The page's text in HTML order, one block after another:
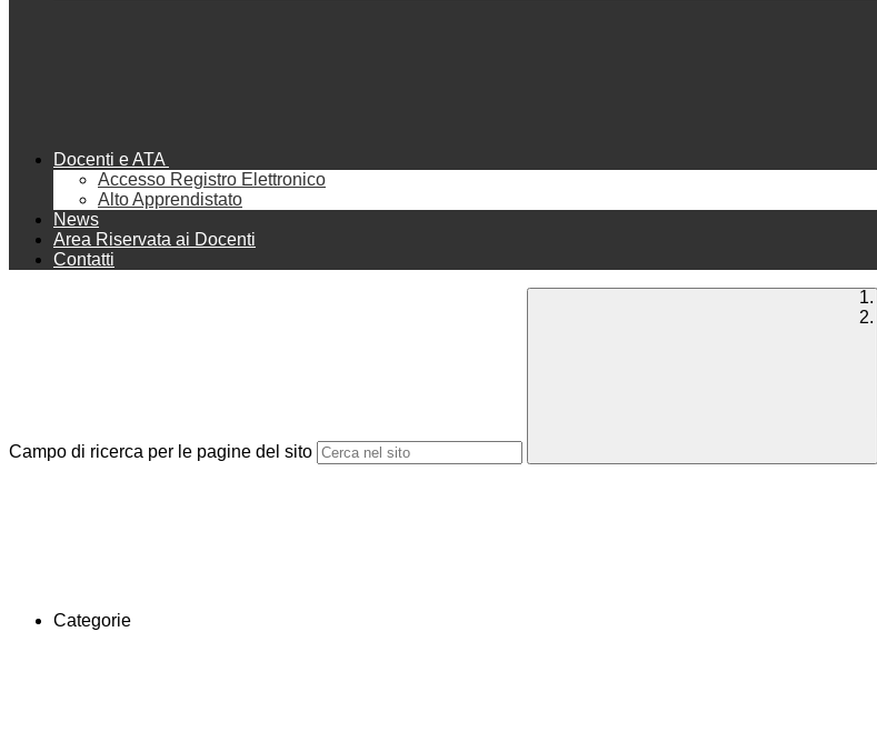
Docenti e ATA
Accesso Registro Elettronico
Alto Apprendistato
News
Area Riservata ai Docenti
Contatti
Campo di ricerca per le pagine del sito
Categorie